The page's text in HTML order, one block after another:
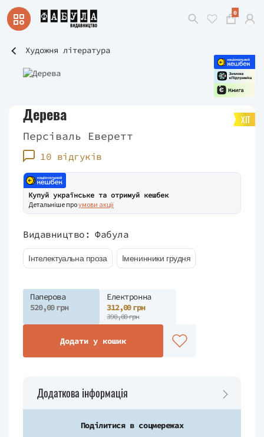
0
Художня література
ХІТ
Дерева
Персіваль Еверетт
10 відгуків
Купуй українське та отримуй кешбек
Детальніше проумови акції
Видавництво: Фабула
Інтелектуальна проза Іменинники грудня
Паперова
520,00 грн
Електронна
312,00 грн
390,00 грн
Додати у кошик
Додаткова інформація
Поділитися в соцмережах